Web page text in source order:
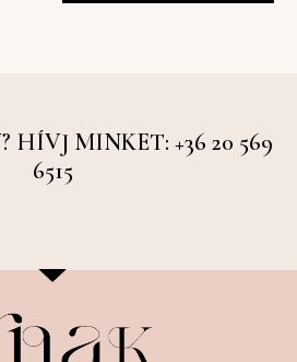
HÍVJ MINKET: +36 20 569
6515